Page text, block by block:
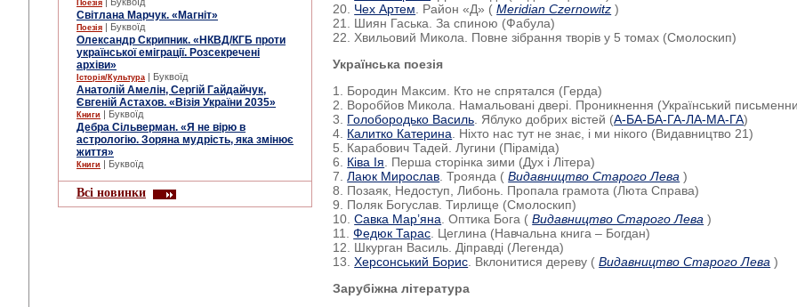
Поезія
Світлана Марчук. «Магніт»
Поезія | Буквоїд
Олександр Скрипник. «НКВД/КГБ проти
української еміграції. Розсекречені
архіви»
Історія/Культура | Буквоїд
Анатолій Амелін, Сергій Гайдайчук,
Євгеній Астахов. «Візія України 2035»
Книги | Буквоїд
Дебра Сільверман. «Я не вірю в
астрологію. Зоряна мудрість, яка змінює
життя»
Книги | Буквоїд
Всі новинки
20. Чех Артем . Район «Д» ( Meridian Czernowitz )
21. Шиян Гаська. За спиною (Фабула)
22. Хвильовий Микола. Повне зібрання творів у 5 томах (Смолоскип)
Українська поезія
1. Бородин Максим. Кто не спрятался (Герда)
2. Воробйов Микола. Намальовані двері. Проникнення (Український
3. Голобородько Василь . Яблуко добрих вістей (А-БА-БА-ГА-ЛА-МА-ГА)
4. Калитко Катерина . Ніхто нас тут не знає, і ми нікого (Видавництво 21)
5. Карабович Тадей. Лугини (Піраміда)
6. Ківа Ія . Перша сторінка зими (Дух і Літера)
7.Лаюк Мирослав . Троянда ( Видавництво Старого Лева )
8. Позаяк, Недоступ, Либонь. Пропала грамота (Люта Справа)
9. Поляк Богуслав. Тирлище (Смолоскип)
10.Савка Мар’яна . Оптика Бога ( Видавництво Старого Лева )
11.Федюк Тарас . Цеглина (Навчальна книга – Богдан)
12. Шкурган Василь. Діправді (Легенда)
13.Херсонський Борис . Вклонитися дереву ( Видавництво Старого Лева )
Зарубіжна література